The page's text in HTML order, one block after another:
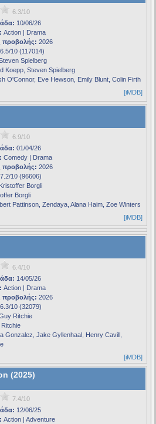
6.3/10
10/06/26
Action | Drama
προβολής: 2026
6.5/10 (117014)
Spielberg
Koepp, Steven Spielberg
O'Connor, Eve Hewson, Emily Blunt, Colin Firth
[iMDB]
6.9/10
01/04/26
Comedy | Drama
προβολής: 2026
7.2/10 (96606)
Kristoffer Borgli
Borgli
Pattinson, Zendaya, Alana Haim, Zoe Winters
[iMDB]
6.4/10
14/05/26
Action | Drama
προβολής: 2026
6.3/10 (32079)
Ritchie
Gonzalez, Jake Gyllenhaal, Henry Cavill,
[iMDB]
(2025)
7.4/10
12/06/25
Action | Adventure